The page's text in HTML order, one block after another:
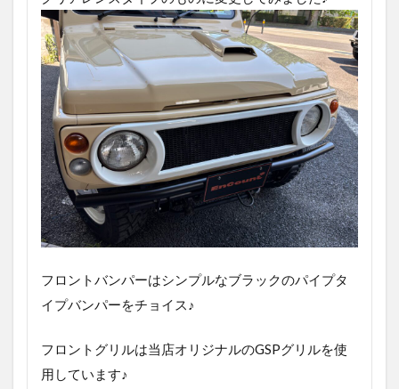
フロントバンパーはシンプルなブラックのパイプタ
イプバンパーをチョイス♪
フロントグリルは当店オリジナルのGSPグリルを使
用しています♪